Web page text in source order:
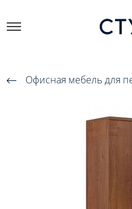
Офисная мебель для